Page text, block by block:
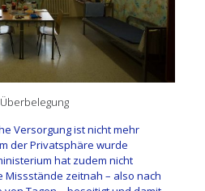
Versorgung ist nicht mehr
der Privatsphäre wurde
hat zudem nicht
zeitnah – also nach